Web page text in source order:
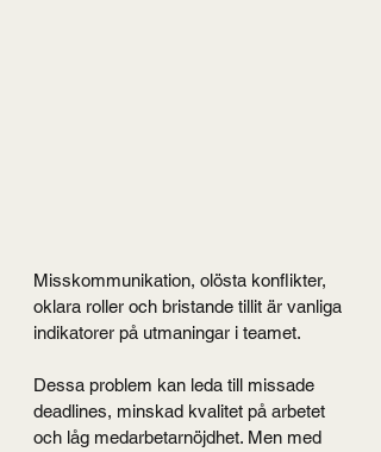
Misskommunikation, olösta konflikter,
oklara roller och bristande tillit är vanliga
indikatorer på utmaningar i teamet.
Dessa problem kan leda till missade
deadlines, minskad kvalitet på arbetet
och låg medarbetarnöjdhet. Men med